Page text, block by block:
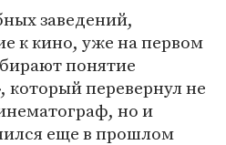
заведений,
к кино, уже на первом
понятие
который перевернул не
но и
еще в прошлом